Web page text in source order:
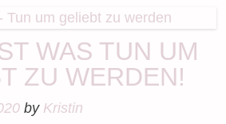
WAS TUN UM
ZU WERDEN!
by Kristin